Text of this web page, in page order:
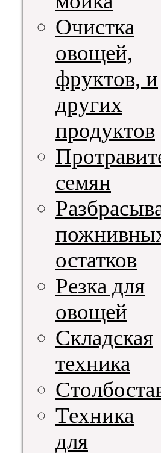
Очистка
овощей,
фруктов, и
других
продуктов
семян
остатков
Резка для
овощей
Складская
техника
Техника
для